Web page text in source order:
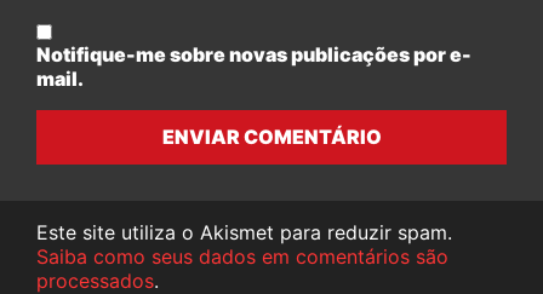
Notifique-me sobre novas publicações por e-
mail.
ENVIAR COMENTÁRIO
Este site utiliza o Akismet para reduzir spam.
Saiba como seus dados em comentários são
processados.